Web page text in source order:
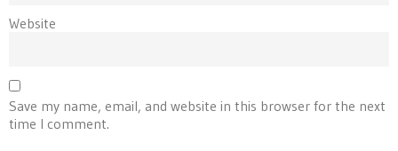
Website
Save my name, email, and website in this browser for the next
time I comment.